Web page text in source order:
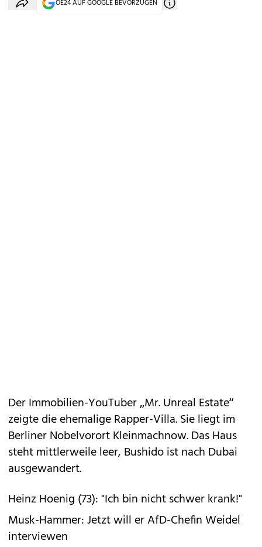
OE24 AUF GOOGLE BEVORZUGEN
Der Immobilien-YouTuber „Mr. Unreal Estate“
zeigte die ehemalige Rapper-Villa. Sie liegt im
Berliner Nobelvorort Kleinmachnow. Das Haus
steht mittlerweile leer, Bushido ist nach Dubai
ausgewandert.
Heinz Hoenig (73): "Ich bin nicht schwer krank!"
Musk-Hammer: Jetzt will er AfD-Chefin Weidel
interviewen